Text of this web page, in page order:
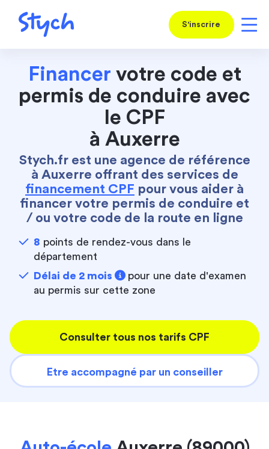
S'inscrire
Financer votre code et
permis de conduire avec
le CPF
à Auxerre
Stych.fr est une agence de référence
à Auxerre offrant des services de
financement CPF pour vous aider à
financer votre permis de conduire et
/ ou votre code de la route en ligne
8 points de rendez-vous dans le
département
Délai de 2 mois
pour une date d'examen
au permis sur cette zone
Consulter tous nos tarifs CPF
Etre accompagné par un conseiller